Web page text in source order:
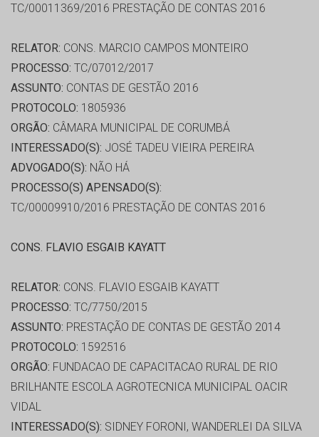
TC/00011369/2016 PRESTAÇÃO DE CONTAS 2016
RELATOR: CONS. MARCIO CAMPOS MONTEIRO
PROCESSO: TC/07012/2017
ASSUNTO: CONTAS DE GESTÃO 2016
PROTOCOLO: 1805936
ORGÃO: CÂMARA MUNICIPAL DE CORUMBÁ
INTERESSADO(S): JOSÉ TADEU VIEIRA PEREIRA
ADVOGADO(S): NÃO HÁ
PROCESSO(S) APENSADO(S):
TC/00009910/2016 PRESTAÇÃO DE CONTAS 2016
CONS. FLAVIO ESGAIB KAYATT
RELATOR: CONS. FLAVIO ESGAIB KAYATT
PROCESSO: TC/7750/2015
ASSUNTO: PRESTAÇÃO DE CONTAS DE GESTÃO 2014
PROTOCOLO: 1592516
ORGÃO: FUNDACAO DE CAPACITACAO RURAL DE RIO
BRILHANTE ESCOLA AGROTECNICA MUNICIPAL OACIR
VIDAL
INTERESSADO(S): SIDNEY FORONI, WANDERLEI DA SILVA